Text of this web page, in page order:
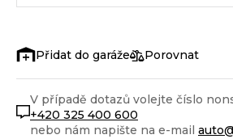
Porovnat
V případě dotazů volejte číslo
+420 325 400 600
nebo nám napište na e-mail